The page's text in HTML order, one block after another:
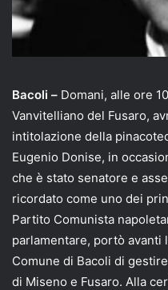
Bacoli – Domani, alle ore
Vanvitelliano del Fusaro,
intitolazione della
Eugenio Donise, in
che è stato senatore e
ricordato come uno dei
Partito Comunista
parlamentare, portò avanti
Comune di Bacoli di
di Miseno e Fusaro. Alla